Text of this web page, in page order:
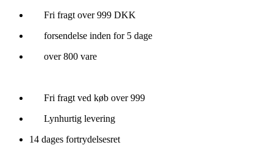
Videre
indhold
Fri fragt over 999 DKK
forsendelse inden for 5 dage
over 800 vare
Fri fragt ved køb over 999
Lynhurtig levering
14 dages fortrydelsesret